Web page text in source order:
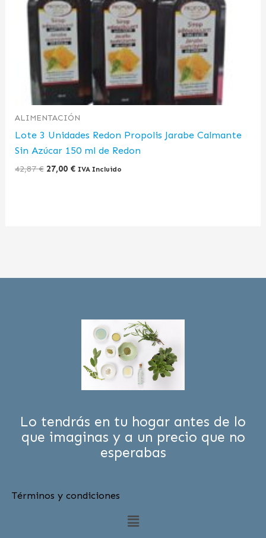
ALIMENTACIÓN
Lote 3 Unidades Redon Propolis Jarabe Calmante
Sin Azúcar 150 ml de Redon
42,87€ 27,00 € IVA Incluido
Lo tendrás en tu hogar antes de lo
que imaginas y a un precio que no
esperabas
Términos y condiciones
Menú